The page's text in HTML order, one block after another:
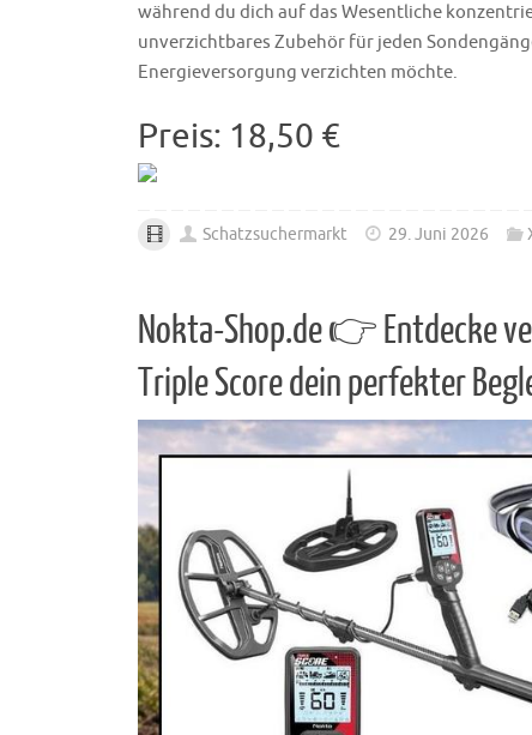
während du dich auf das Wesentliche
unverzichtbares Zubehör für jeden
Energieversorgung verzichten möchte.
Preis: 18,50 €
Schatzsuchermarkt 29. Juni 2026
Nokta-Shop.de 👉 Entdecke
Triple Score dein perfekter